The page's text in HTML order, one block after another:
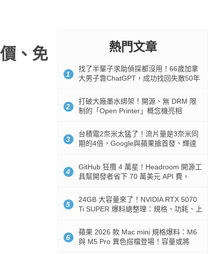
、免
熱門文章
1
找了半輩子求助偵探都沒用！66歲加拿
大男子靠ChatGPT，成功找回失散50年
2
打破大廠墨水綁架！開源、無 DRM 限
制的「Open Printer」概念機亮相
3
台積電2奈米太猛了！流片量是3奈米同
期的4倍，Google與蘋果搶首發、輝達
4
GitHub 狂攬 4 萬星！Headroom 開源工
具幫開發者省下 70 萬美元 API 費，
5
24GB 大容量來了！NVIDIA RTX 5070
Ti SUPER 爆料總整理：規格、功耗、上
6
蘋果 2026 款 Mac mini 規格爆料：M6
與 M5 Pro 異色搭檔登場！容量或將